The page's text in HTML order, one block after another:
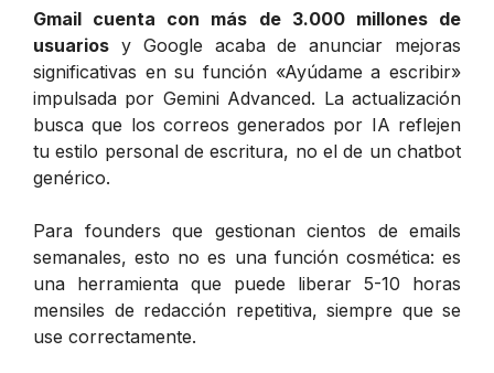
Gmail cuenta con más de 3.000 millones de
usuarios y Google acaba de anunciar mejoras
significativas en su función «Ayúdame a escribir»
impulsada por Gemini Advanced. La actualización
busca que los correos generados por IA reflejen
tu estilo personal de escritura, no el de un chatbot
genérico.
Para founders que gestionan cientos de emails
semanales, esto no es una función cosmética: es
una herramienta que puede liberar 5-10 horas
mensiles de redacción repetitiva, siempre que se
use correctamente.